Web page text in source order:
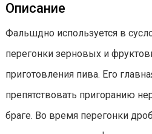
Описание
Фальшдно используется в
перегонки зерновых и
приготовления пива. Его
препятствовать пригоранию
браге. Во время перегонки